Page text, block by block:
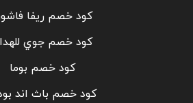
كود خصم ريفا
كود خصم جوي
كود خصم بوما
كود خصم باث اند